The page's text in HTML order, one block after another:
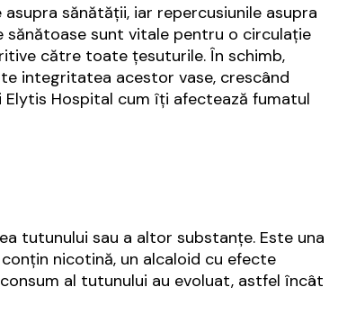
sănătății, iar repercusiunile asupra
sănătoase sunt vitale pentru o circulație
către toate țesuturile. În schimb,
integritatea acestor vase, crescând
Hospital cum îți afectează fumatul
tutunului sau a altor substanțe. Este una
nicotină, un alcaloid cu efecte
al tutunului au evoluat, astfel încât